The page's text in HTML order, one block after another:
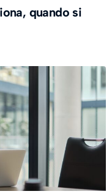
quando si